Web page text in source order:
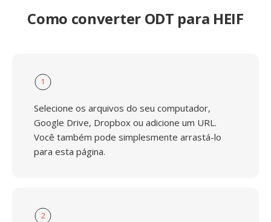
Como converter ODT para HEIF
1
Selecione os arquivos do seu computador,
Google Drive, Dropbox ou adicione um URL.
Você também pode simplesmente arrastá-lo
para esta página.
2